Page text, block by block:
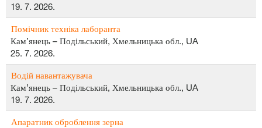
19. 7. 2026.
Помічник техніка лаборанта
Кам’янець – Подільський, Хмельницька обл., UA
25. 7. 2026.
Водій навантажувача
Кам’янець – Подільський, Хмельницька обл., UA
19. 7. 2026.
Апаратник оброблення зерна